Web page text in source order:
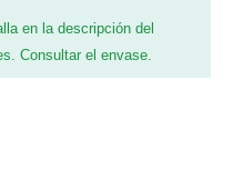
en la descripción del
Consultar el envase.